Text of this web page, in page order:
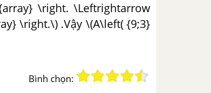
\right. \Leftrightarrow
\right.\) .Vậy \(A\left( {9;3}
Bình chọn: